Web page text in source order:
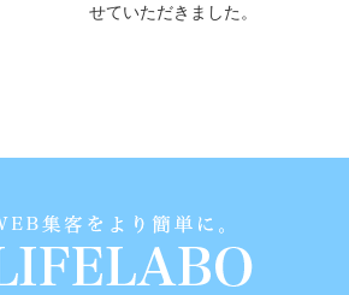
せていただきました。